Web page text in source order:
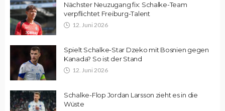
Nächster Neuzugang fix: Schalke-Team
verpflichtet Freiburg-Talent
12. Juni 2026
Spielt Schalke-Star Dzeko mit Bosnien gegen
Kanada? So ist der Stand
12. Juni 2026
Schalke-Flop Jordan Larsson zieht es in die
Wüste